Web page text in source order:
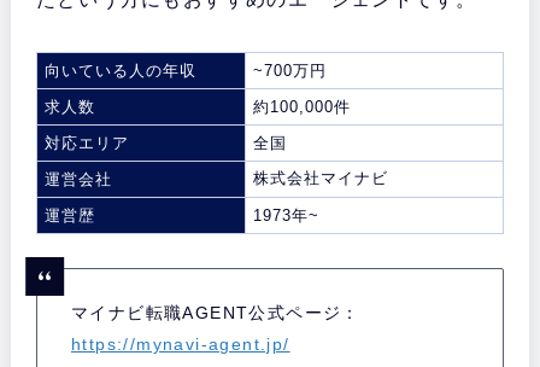
向いている人の年収
~700万円
求人数
約100,000件
対応エリア
全国
運営会社
株式会社マイナビ
運営歴 1973年~
マイナビ転職AGENT公式ページ：
https://mynavi-agent.jp/